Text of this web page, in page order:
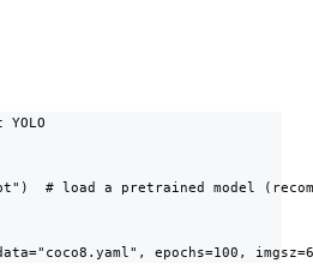
# load a pretrained model
epochs=100,